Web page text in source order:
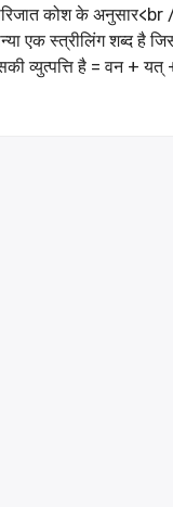
कोश के अनुसार<br
एक स्त्रीलिंग शब्द है
व्युत्पत्ति है = वन +